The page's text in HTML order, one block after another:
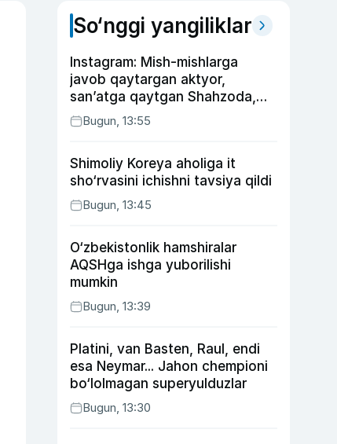
So‘nggi yangiliklar
Instagram: Mish-mishlarga
javob qaytargan aktyor,
san’atga qaytgan Shahzoda,
yo‘lga asfalt yotqizgan
Jahongir Otajonov
Bugun, 13:55
Shimoliy Koreya aholiga it
sho‘rvasini ichishni tavsiya qildi
Bugun, 13:45
O‘zbekistonlik hamshiralar
AQSHga ishga yuborilishi
mumkin
Bugun, 13:39
Platini, van Basten, Raul, endi
esa Neymar... Jahon chempioni
bo‘lolmagan superyulduzlar
Bugun, 13:30